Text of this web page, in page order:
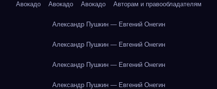
Авокадо Авокадо Авокадо Авторам и правообладателям
Александр Пушкин — Евгений Онегин
Александр Пушкин — Евгений Онегин
Александр Пушкин — Евгений Онегин
Александр Пушкин — Евгений Онегин